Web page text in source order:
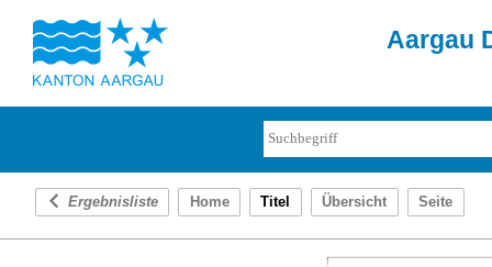
Aargau
Ergebnisliste Home Titel Übersicht Seite